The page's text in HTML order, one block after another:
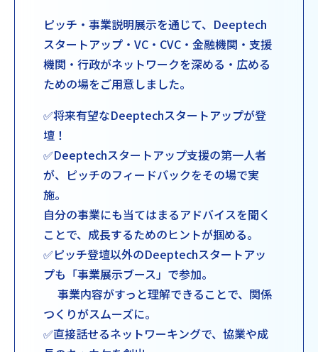
ピッチ・事業説明展示を通じて、Deeptech
スタートアップ・VC・CVC・金融機関・支援
機関・行政がネットワークを深める・広める
ための場をご用意しました。
✅将来有望なDeeptechスタートアップが登
壇！
✅Deeptechスタートアップ支援の第一人者
が、ピッチのフィードバックをその場で実
施。
自分の事業にも当てはまるアドバイスを聞く
ことで、成長するためのヒントが掴める。
✅ピッチ登壇以外のDeeptechスタートアッ
プも「事業展示ブース」で参加。
事業内容がすっと理解できることで、関係
つくりがスムーズに。
✅直接話せるネットワーキングで、協業や成